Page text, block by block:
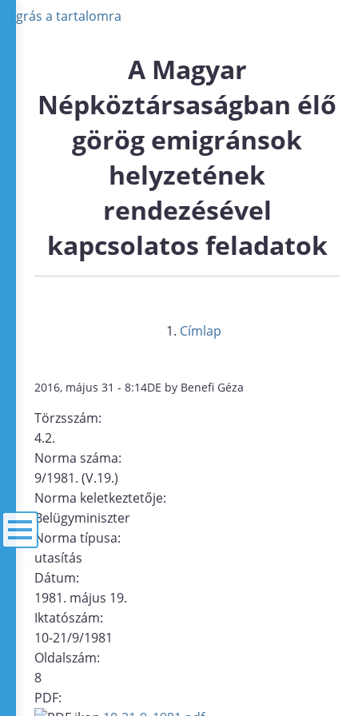
Ugrás a tartalomra
A Magyar
Népköztársaságban élő
görög emigránsok
helyzetének
rendezésével
kapcsolatos feladatok
Címlap
2016, május 31 - 8:14DE by Benefi Géza
Törzsszám:
4.2.
Norma száma:
9/1981. (V.19.)
Norma keletkeztetője:
Belügyminiszter
Norma típusa:
utasítás
Dátum:
1981. május 19.
Iktatószám:
10-21/9/1981
Oldalszám:
8
PDF: